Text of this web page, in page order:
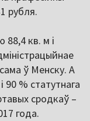
рубля.
88,4 кв. м і
ў Менску. А
90 % статутнага
сродкаў –
года.